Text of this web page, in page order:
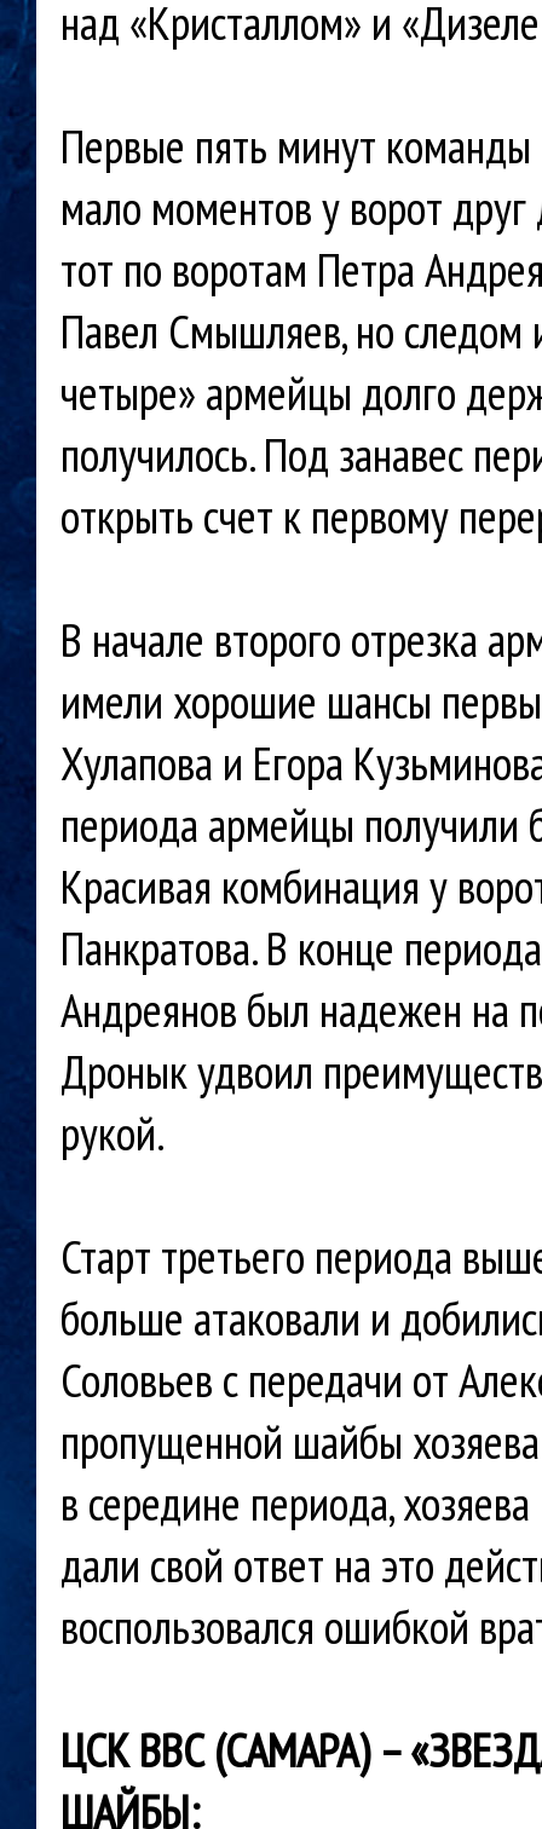
над «Кристаллом» и
Первые пять минут
мало моментов у ворот друг
тот по воротам Петра
Павел Смышляев, но следом
четыре» армейцы долго
получилось. Под занавес
открыть счет к первому
В начале второго отрезка
имели хорошие шансы
Хулапова и Егора
периода армейцы получили
Красивая комбинация у
Панкратова. В конце
Андреянов был надежен на
Дронык удвоил
рукой.
Старт третьего периода
больше атаковали и
Соловьев с передачи от
пропущенной шайбы
в середине периода,
дали свой ответ на это
воспользовался ошибкой
ЦСК ВВС (САМАРА) –
ШАЙБЫ: